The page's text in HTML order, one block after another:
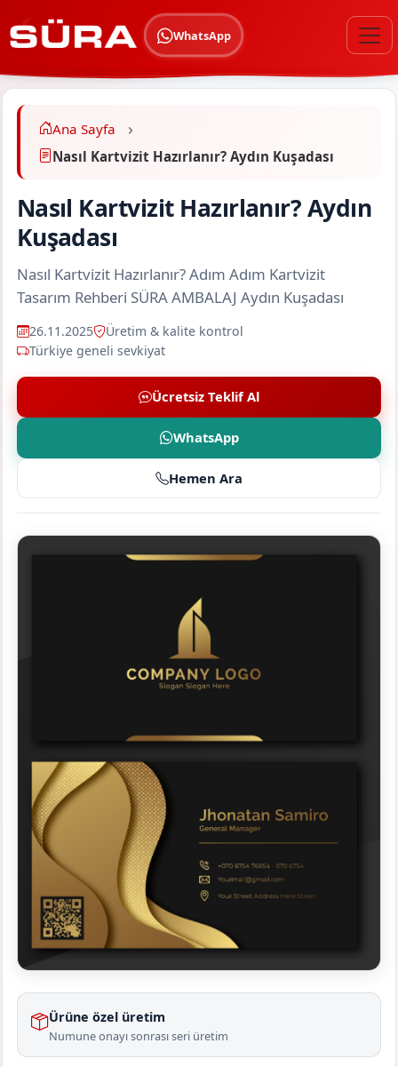
WhatsApp
Ana Sayfa
Nasıl Kartvizit Hazırlanır? Aydın Kuşadası
Nasıl Kartvizit Hazırlanır? Aydın
Kuşadası
Nasıl Kartvizit Hazırlanır? Adım Adım Kartvizit
Tasarım Rehberi SÜRA AMBALAJ Aydın Kuşadası
26.11.2025
Üretim & kalite kontrol
Türkiye geneli sevkiyat
Ücretsiz Teklif Al
WhatsApp
Hemen Ara
Ürüne özel üretim
Numune onayı sonrası seri üretim